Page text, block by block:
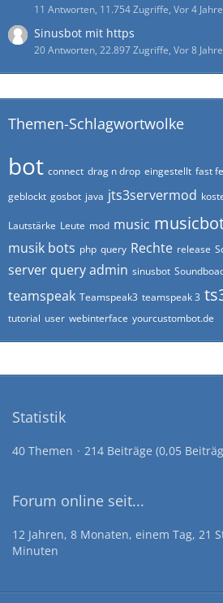
11 Antworten, 11.754 Zugriffe, Vor 4
Sinusbot mit https
20 Antworten, 22.897 Zugriffe, Vor 8
Themen-Schlagwortwolke
bot connect drag n drop eingestellt fast
geblockt gosbot java jts3servermod
Lautstärke Leute mod music
musik bots php query Rechte release
server query admin sinusbot
teamspeak Teamspeak3 teamspeak 3
tutorial user webinterface yourcustombot.de
Statistik
40 Themen 214 Beiträge (0,05
Forum online seit...
12 Jahren, 8 Monaten, einem Tag, 21
Minuten